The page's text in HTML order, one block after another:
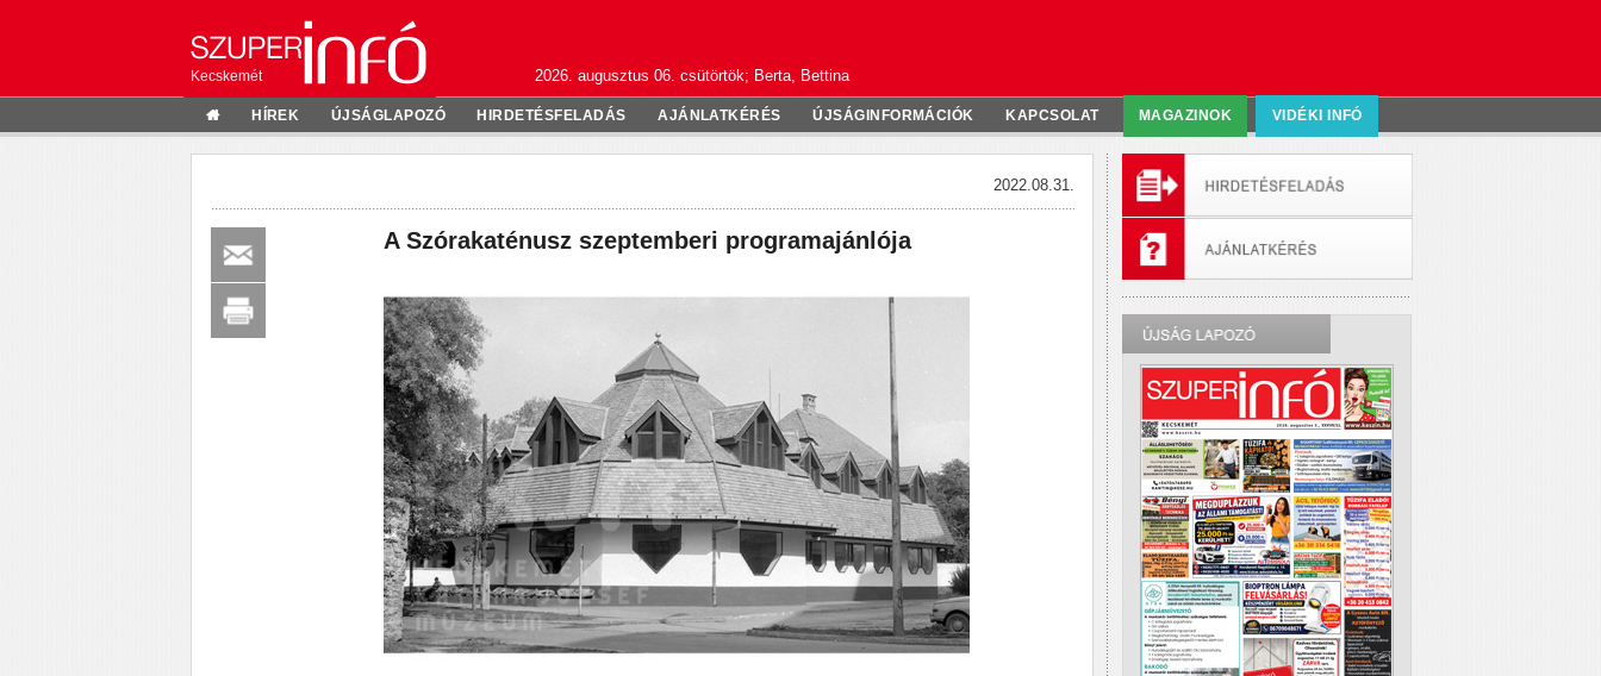
Kecskemét 2026. augusztus 06. csütörtök; Berta, Bettina
HÍREK ÚJSÁGLAPOZÓ HIRDETÉSFELADÁS AJÁNLATKÉRÉS ÚJSÁGINFORMÁCIÓK KAPCSOLAT MAGAZINOK VIDÉKI INFÓ
2022.08.31.
A Szórakaténusz szeptemberi programajánlója